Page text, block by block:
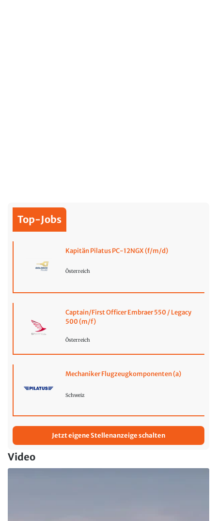
Top-Jobs
Kapitän Pilatus PC-12NGX (f/m/d)
Österreich
Captain/First Officer Embraer 550 / Legacy
500 (m/f)
Österreich
Mechaniker Flugzeugkomponenten (a)
Schweiz
Jetzt eigene Stellenanzeige schalten
Video